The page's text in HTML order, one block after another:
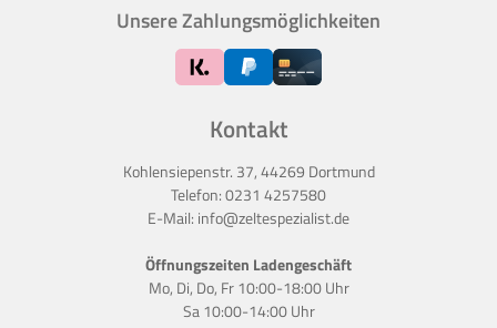
Kontakt
Kohlensiepenstr. 37, 44269 Dortmund
Telefon:0231 4257580
E-Mail: info@zeltespezialist.de
Öffnungszeiten Ladengeschäft
Mo, Di, Do, Fr 10:00-18:00 Uhr
Sa 10:00-14:00 Uhr
Unsere Zahlungsmöglichkeiten